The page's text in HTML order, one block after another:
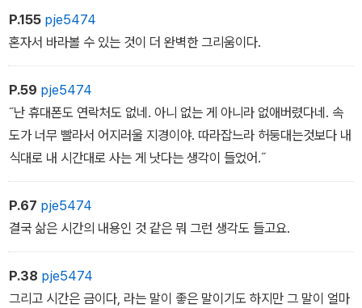
P.155 pje5474
혼자서 바라볼 수 있는 것이 더 완벽한 그리움이다.
P.59 pje5474
˝난 휴대폰도 연락처도 없네. 아니 없는 게 아니라 없애버렸다네. 속
도가 너무 빨라서 어지러울 지경이야. 따라잡느라 허둥대는것보다 내
식대로 내 시간대로 사는 게 낫다는 생각이 들었어.˝
P.67 pje5474
결국 삶은 시간의 내용인 것 같은 뭐 그런 생각도 들고요.
P.38 pje5474
그리고 시간은 금이다, 라는 말이 좋은 말이기도 하지만 그 말이 얼마